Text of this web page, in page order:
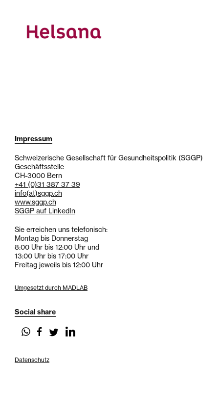
Impressum
Schweizerische Gesellschaft für Gesundheitspolitik (SGGP)
Geschäftsstelle
CH-3000 Bern
+41 (0)31 387 37 39
info(at)sggp.ch
www.sggp.ch
SGGP auf LinkedIn
Sie erreichen uns telefonisch:
Montag bis Donnerstag
8:00 Uhr bis 12:00 Uhr und
13:00 Uhr bis 17:00 Uhr
Freitag jeweils bis 12:00 Uhr
Umgesetzt durch MADLAB
Social share
Datenschutz